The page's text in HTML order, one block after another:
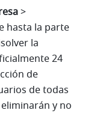
>
hasta la parte
la
24
de
de todas
y no